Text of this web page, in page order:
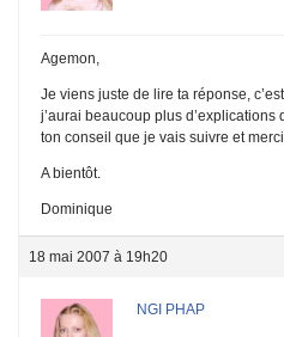
Agemon,
Je viens juste de lire ta réponse,
j’aurai beaucoup plus d’explications
ton conseil que je vais suivre et
A bientôt.
Dominique
18 mai 2007 à 19h20
NGI PHAP